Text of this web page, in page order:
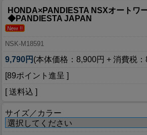
HONDA×PANDIESTA NSXオートワ
◆PANDIESTA JAPAN
NSK-M18591
9,790円 (本体価格：8,900円 + 消費税
[89ポイント進呈 ]
[ 送料込 ]
サイズ／カラー